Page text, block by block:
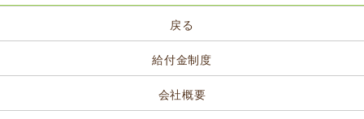
戻る
給付金制度
会社概要